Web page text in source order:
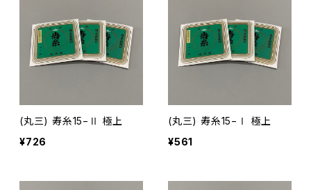
(丸三) 寿糸15−Ⅱ 極上
¥726
(丸三) 寿糸15−Ⅰ 極上
¥561